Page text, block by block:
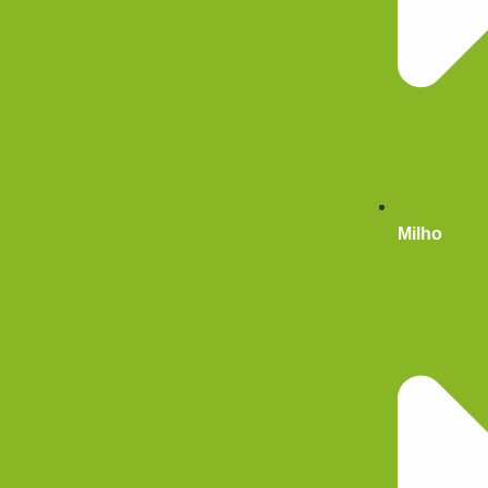
Milho